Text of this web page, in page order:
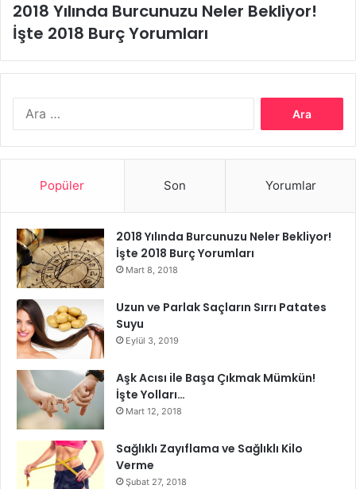
2018 Yılında Burcunuzu Neler Bekliyor!
İşte 2018 Burç Yorumları
Popüler Son Yorumlar
2018 Yılında Burcunuzu Neler Bekliyor!
İşte 2018 Burç Yorumları
Mart 8, 2018
Uzun ve Parlak Saçların Sırrı Patates
Suyu
Eylül 3, 2019
Aşk Acısı ile Başa Çıkmak Mümkün!
İşte Yolları…
Mart 12, 2018
Sağlıklı Zayıflama ve Sağlıklı Kilo
Verme
Şubat 27, 2018